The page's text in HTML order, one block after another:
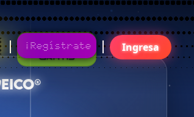
Ingresa
¡Regístrate!¡Únete Ya!
Gratis
EICO®